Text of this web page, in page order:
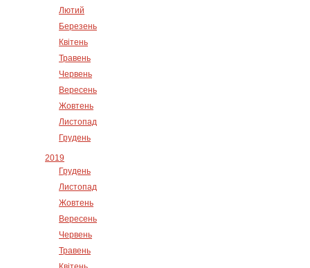
Лютий
Березень
Квітень
Травень
Червень
Вересень
Жовтень
Листопад
Грудень
2019
Грудень
Листопад
Жовтень
Вересень
Червень
Травень